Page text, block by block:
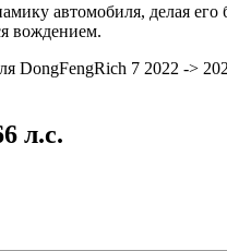
автомобиля, делая
вождением.
7 2022 ->
л.с.